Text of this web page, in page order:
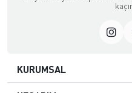
KURUMSAL